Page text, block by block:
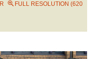
FULL RESOLUTION (620